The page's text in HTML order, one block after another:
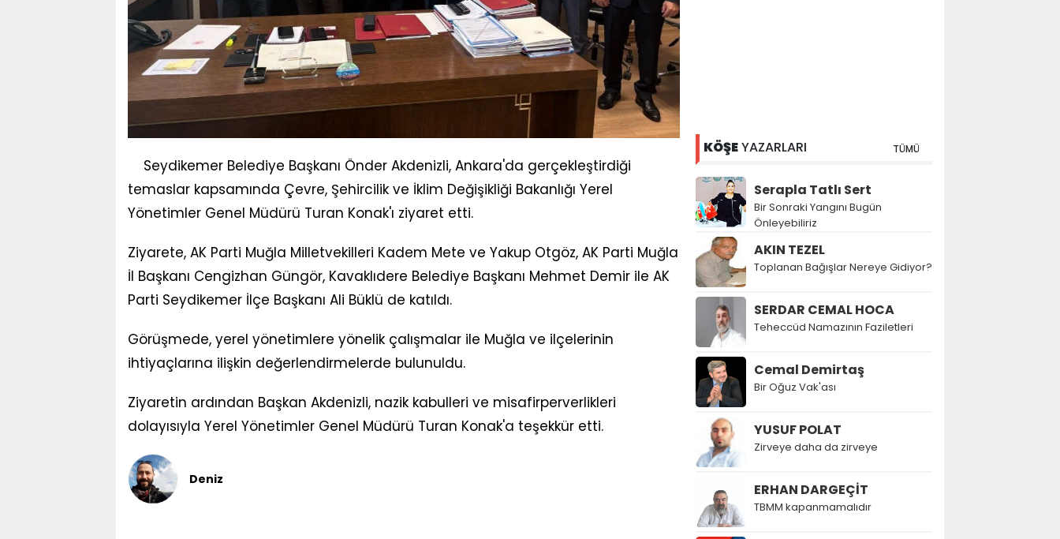
Seydikemer Belediye Başkanı Önder Akdenizli, Ankara'da gerçekleştirdiği
temaslar kapsamında Çevre, Şehircilik ve İklim Değişikliği Bakanlığı Yerel
Yönetimler Genel Müdürü Turan Konak'ı ziyaret etti.
Ziyarete, AK Parti Muğla Milletvekilleri Kadem Mete ve Yakup Otgöz, AK Parti Muğla
İl Başkanı Cengizhan Güngör, Kavaklıdere Belediye Başkanı Mehmet Demir ile AK
Parti Seydikemer İlçe Başkanı Ali Büklü de katıldı.
Görüşmede, yerel yönetimlere yönelik çalışmalar ile Muğla ve ilçelerinin
ihtiyaçlarına ilişkin değerlendirmelerde bulunuldu.
Ziyaretin ardından Başkan Akdenizli, nazik kabulleri ve misafirperverlikleri
dolayısıyla Yerel Yönetimler Genel Müdürü Turan Konak'a teşekkür etti.
Deniz
KÖŞEYAZARLARI TÜMÜ
Serapla Tatlı Sert
Bir Sonraki Yangını Bugün
Önleyebiliriz
AKIN TEZEL
Toplanan Bağışlar Nereye Gidiyor?
SERDAR CEMAL HOCA
Teheccüd Namazının Faziletleri
Cemal Demirtaş
Bir Oğuz Vak'ası
YUSUF POLAT
Zirveye daha da zirveye
ERHAN DARGEÇİT
TBMM kapanmamalıdır